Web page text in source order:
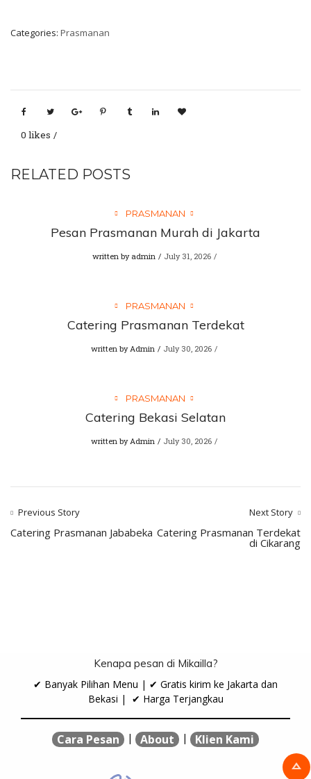
Categories: Prasmanan
0 likes
RELATED POSTS
PRASMANAN
Pesan Prasmanan Murah di Jakarta
written by admin July 31, 2026
PRASMANAN
Catering Prasmanan Terdekat
written by Admin July 30, 2026
PRASMANAN
Catering Bekasi Selatan
written by Admin July 30, 2026
Previous Story
Catering Prasmanan Jababeka
Next Story
Catering Prasmanan Terdekat
di Cikarang
Kenapa pesan di Mikailla?
✔ Banyak Pilihan Menu | ✔ Gratis kirim ke Jakarta dan
Bekasi | ✔ Harga Terjangkau
Cara Pesan | About | Klien Kami